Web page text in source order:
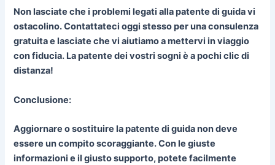
Non lasciate che i problemi legati alla patente di guida vi
ostacolino. Contattateci oggi stesso per una consulenza
gratuita e lasciate che vi aiutiamo a mettervi in viaggio
con fiducia. La patente dei vostri sogni è a pochi clic di
distanza!
Conclusione:
Aggiornare o sostituire la patente di guida non deve
essere un compito scoraggiante. Con le giuste
informazioni e il giusto supporto, potete facilmente